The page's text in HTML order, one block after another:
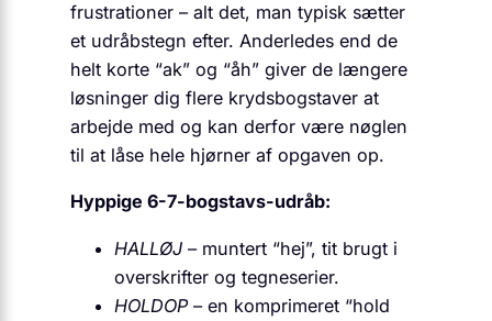
frustrationer – alt det, man typisk sætter
et udråbstegn efter. Anderledes end de
helt korte “ak” og “åh” giver de længere
løsninger dig flere krydsbogstaver at
arbejde med og kan derfor være nøglen
til at låse hele hjørner af opgaven op.
Hyppige 6-7-bogstavs-udråb:
HALLØJ – muntert “hej”, tit brugt i
overskrifter og tegneserier.
HOLDOP– en komprimeret “hold